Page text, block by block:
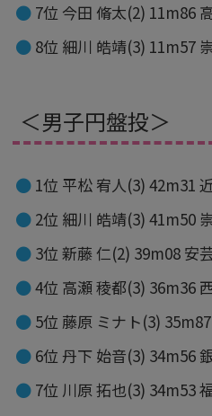
7位 今田 脩太(2) 11m86
8位 細川 皓靖(3) 11m57
＜男子円盤投＞
1位 平松 宥人(3) 42m31
2位 細川 皓靖(3) 41m50
3位 新藤 仁(2) 39m08 安
4位 高瀬 稜都(3) 36m36
5位 藤原 ミナト(3)
6位 丹下 始音(3) 34m56
7位 川原 拓也(3) 34m53